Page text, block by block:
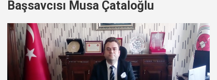
Başsavcısı Musa Çataloğlu